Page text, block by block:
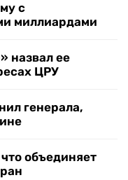
с
миллиардами
назвал ее
ЦРУ
генерала,
объединяет